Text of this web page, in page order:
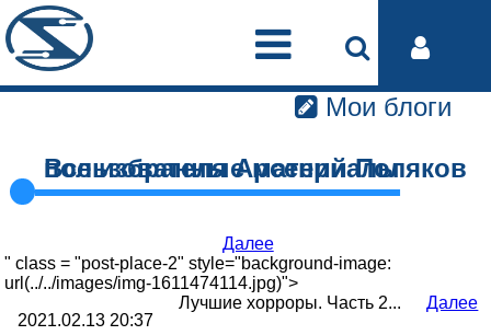
Мои блоги
Все избранные материалы пользователя Арсений Поляков
Далее
" class = "post-place-2" style="background-image:
url(../../images/img-1611474114.jpg)">
2021.02.13 20:37
Лучшие хорроры. Часть 2... Далее